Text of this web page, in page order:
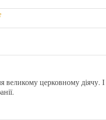
церковному діячу.